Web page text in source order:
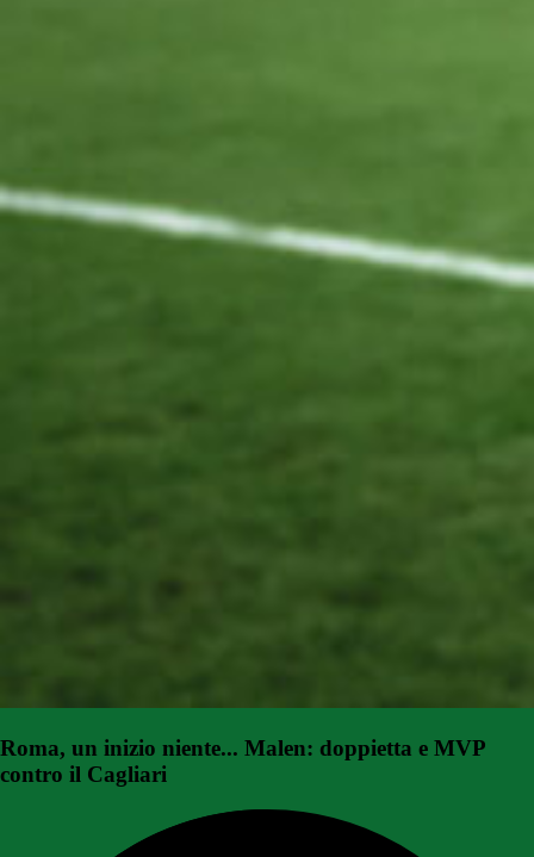
Roma, un inizio niente... Malen: doppietta e MVP
contro il Cagliari